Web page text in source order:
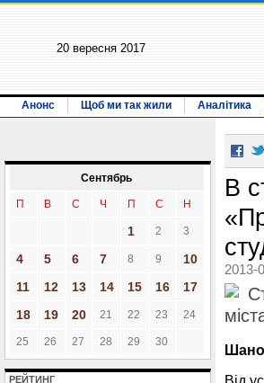
20 вересня 2017
Анонс Щоб ми так жили Аналітика
Сентябрь
П В С Ч П С Н
1 2 3
4 5 6 7 8 9
10
11
12 13 14 15 16
17
18
19 20 21 22 23 24
25 26 27 28 29 30
РЕЙТИНГ
В
2013-